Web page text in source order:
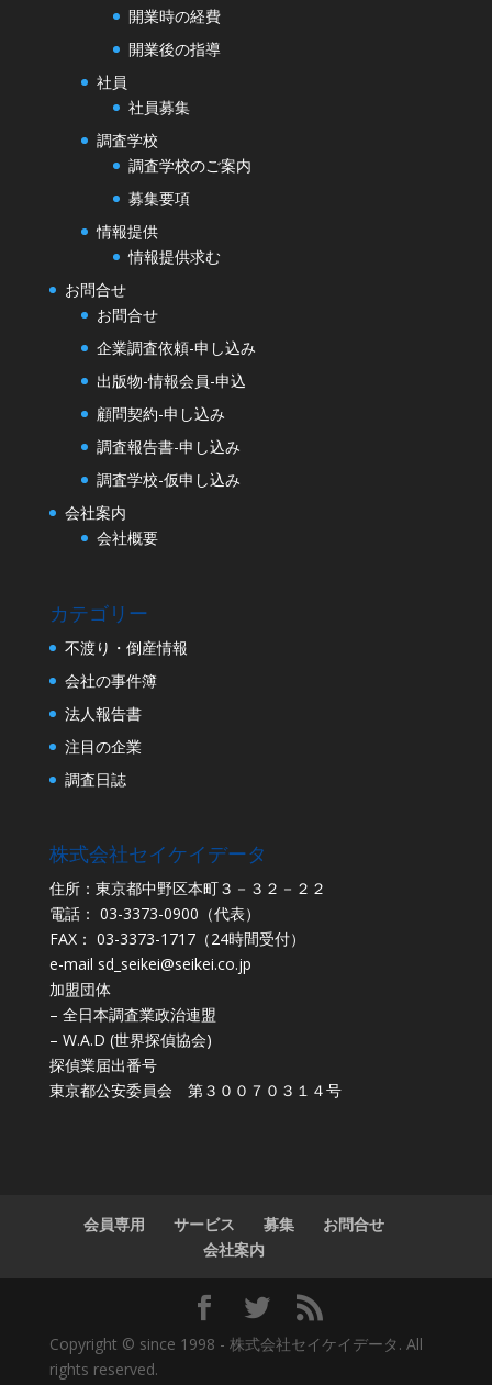
開業時の経費
開業後の指導
社員
社員募集
調査学校
調査学校のご案内
募集要項
情報提供
情報提供求む
お問合せ
お問合せ
企業調査依頼-申し込み
出版物-情報会員-申込
顧問契約-申し込み
調査報告書-申し込み
調査学校-仮申し込み
会社案内
会社概要
カテゴリー
不渡り・倒産情報
会社の事件簿
法人報告書
注目の企業
調査日誌
株式会社セイケイデータ
住所：東京都中野区本町３－３２－２２
電話： 03-3373-0900（代表）
FAX： 03-3373-1717（24時間受付）
e-mail sd_seikei@seikei.co.jp
加盟団体
– 全日本調査業政治連盟
– W.A.D (世界探偵協会)
探偵業届出番号
東京都公安委員会 第３００７０３１４号
会員専用 サービス 募集
お問合せ
会社案内
Copyright © since 1998 - 株式会社セイケイデータ. All
rights reserved.